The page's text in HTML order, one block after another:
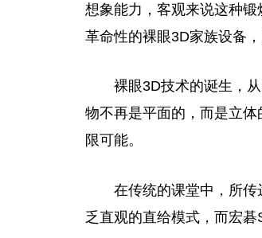
想象能力，客观来说这种
革命性的裸眼3D家族设备
裸眼3D技术的诞生，
物不再是平面的，而是立
限可能。
在传统的课堂中 ， 所传
乏直观的直给模式，而宏碁